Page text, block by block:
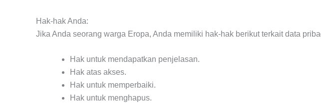
Hak-hak Anda:
Jika Anda seorang warga Eropa, Anda memiliki hak-hak berikut terkait data
Hak untuk mendapatkan penjelasan.
Hak atas akses.
Hak untuk memperbaiki.
Hak untuk menghapus.